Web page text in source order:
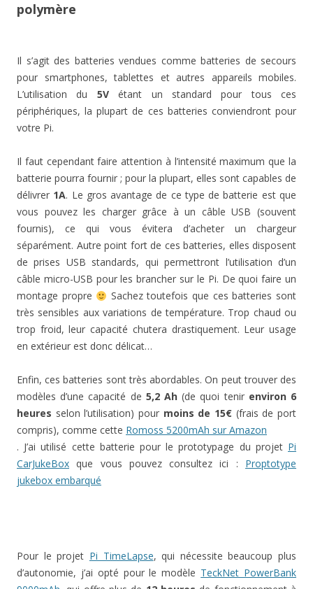
polymère
Il s’agit des batteries vendues comme batteries de secours
pour smartphones, tablettes et autres appareils mobiles.
L’utilisation du 5Vétant un standard pour tous ces
périphériques, la plupart de ces batteries conviendront pour
votre Pi.
Il faut cependant faire attention à l’intensité maximum que la
batterie pourra fournir ; pour la plupart, elles sont capables de
délivrer 1A. Le gros avantage de ce type de batterie est que
vous pouvez les charger grâce à un câble USB (souvent
fournis), ce qui vous évitera d’acheter un chargeur
séparément. Autre point fort de ces batteries, elles disposent
de prises USB standards, qui permettront l’utilisation d’un
câble micro-USB pour les brancher sur le Pi. De quoi faire un
montage propre
Sachez toutefois que ces batteries sont
très sensibles aux variations de température. Trop chaud ou
trop froid, leur capacité chutera drastiquement. Leur usage
en extérieur est donc délicat…
Enfin, ces batteries sont très abordables. On peut trouver des
modèles d’une capacité de 5,2 Ah (de quoi tenir environ 6
heures selon l’utilisation) pour moins de 15€ (frais de port
compris), comme cette Romoss 5200mAh sur Amazon
. J’ai utilisé cette batterie pour le prototypage du projet Pi
CarJukeBox que vous pouvez consultez ici : Proptotype
jukebox embarqué
Pour le projet Pi TimeLapse, qui nécessite beaucoup plus
d’autonomie, j’ai opté pour le modèle TeckNet PowerBank